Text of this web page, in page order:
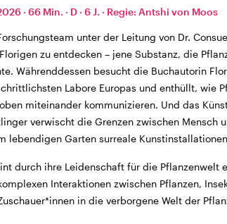
TICKETS TRAILER
· 66 Min. · D · 6 J. · Regie: Antshi von Moos
unter der Leitung von Dr.
zu entdecken – jene Substanz, die
Währenddessen besucht die Buchautorin
Labore Europas und enthüllt, wie
miteinander kommunizieren. Und das
verwischt die Grenzen zwischen Mensch
lebendigen Garten surreale
durch ihre Leidenschaft für die Pflanzenwelt
Interaktionen zwischen Pflanzen,
in die verborgene Welt der